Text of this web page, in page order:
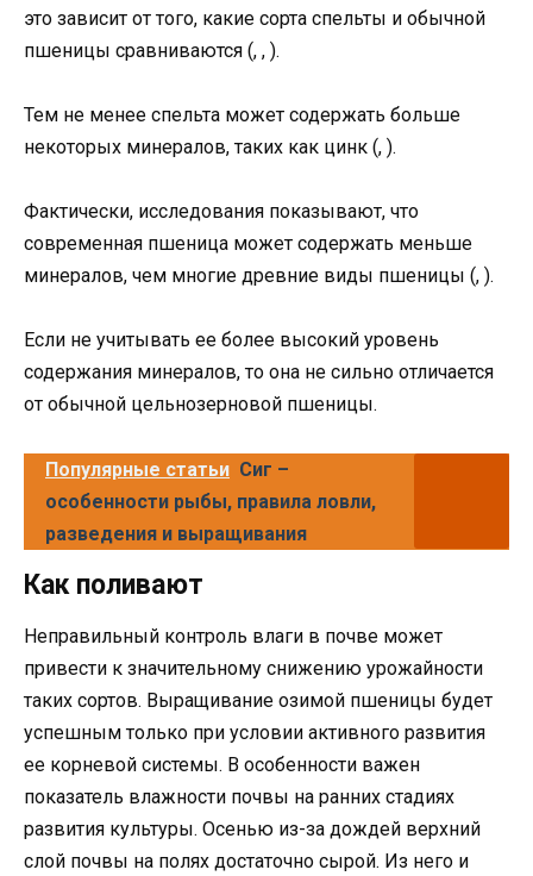
это зависит от того, какие сорта спельты и обычной
пшеницы сравниваются (, , ).
Тем не менее спельта может содержать больше
некоторых минералов, таких как цинк (, ).
Фактически, исследования показывают, что
современная пшеница может содержать меньше
минералов, чем многие древние виды пшеницы (, ).
Если не учитывать ее более высокий уровень
содержания минералов, то она не сильно отличается
от обычной цельнозерновой пшеницы.
Популярные статьи Сиг –
особенности рыбы, правила ловли,
разведения и выращивания
Как поливают
Неправильный контроль влаги в почве может
привести к значительному снижению урожайности
таких сортов. Выращивание озимой пшеницы будет
успешным только при условии активного развития
ее корневой системы. В особенности важен
показатель влажности почвы на ранних стадиях
развития культуры. Осенью из-за дождей верхний
слой почвы на полях достаточно сырой. Из него и